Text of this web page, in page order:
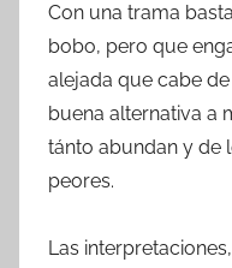
Con una trama
bobo, pero que
alejada que cabe
buena alternativa a
tánto abundan y de
peores.
Las